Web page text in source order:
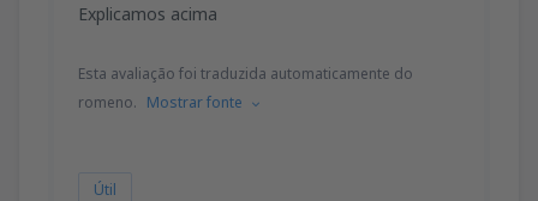
Explicamos acima
Esta avaliação foi traduzida automaticamente do
romeno. Mostrar fonte
Útil